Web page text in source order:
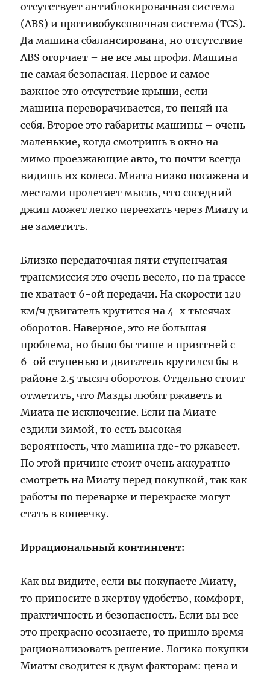
отсутствует антиблокировачная система
(ABS) и противобуксовочная система (TCS).
Да машина сбалансирована, но отсутствие
ABS огорчает – не все мы профи. Машина
не самая безопасная. Первое и самое
важное это отсутствие крыши, если
машина переворачивается, то пеняй на
себя. Второе это габариты машины – очень
маленькие, когда смотришь в окно на
мимо проезжающие авто, то почти всегда
видишь их колеса. Миата низко посажена и
местами пролетает мысль, что соседний
джип может легко переехать через Миату и
не заметить.
Близко передаточная пяти ступенчатая
трансмиссия это очень весело, но на трассе
не хватает 6-ой передачи. На скорости 120
км/ч двигатель крутится на 4-х тысячах
оборотов. Наверное, это не большая
проблема, но было бы тише и приятней с
6-ой ступенью и двигатель крутился бы в
районе 2.5 тысяч оборотов. Отдельно стоит
отметить, что Мазды любят ржаветь и
Миата не исключение. Если на Миате
ездили зимой, то есть высокая
вероятность, что машина где-то ржавеет.
По этой причине стоит очень аккуратно
смотреть на Миату перед покупкой, так как
работы по переварке и перекраске могут
стать в копеечку.
Иррациональный контингент:
Как вы видите, если вы покупаете Миату,
то приносите в жертву удобство, комфорт,
практичность и безопасность. Если вы все
это прекрасно осознаете, то пришло время
рационализовать решение. Логика покупки
Миаты сводится к двум факторам: цена и